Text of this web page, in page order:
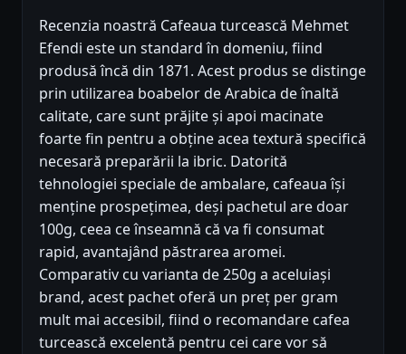
Recenzia noastră Cafeaua turcească Mehmet
Efendi este un standard în domeniu, fiind
produsă încă din 1871. Acest produs se distinge
prin utilizarea boabelor de Arabica de înaltă
calitate, care sunt prăjite și apoi macinate
foarte fin pentru a obține acea textură specifică
necesară preparării la ibric. Datorită
tehnologiei speciale de ambalare, cafeaua își
menține prospețimea, deși pachetul are doar
100g, ceea ce înseamnă că va fi consumat
rapid, avantajând păstrarea aromei.
Comparativ cu varianta de 250g a aceluiași
brand, acest pachet oferă un preț per gram
mult mai accesibil, fiind o recomandare cafea
turcească excelentă pentru cei care vor să